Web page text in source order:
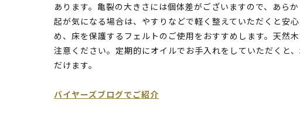
あります。亀裂の大きさには個体差がございますので、あら
起が気になる場合は、やすりなどで軽く整えていただくと安
め、床を保護するフェルトのご使用をおすすめします。天然
注意ください。定期的にオイルでお手入れをしていただくと
だけます。
バイヤーズブログでご紹介